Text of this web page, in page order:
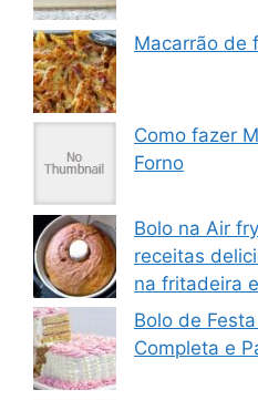
Macarrão de
Como fazer
Forno
Bolo na Air
receitas
na fritadeira
Bolo de
Completa e